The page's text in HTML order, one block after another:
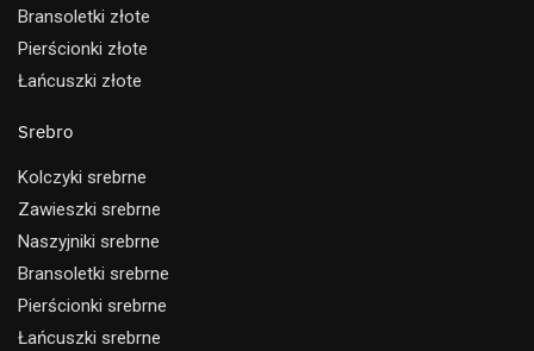
Bransoletki złote
Pierścionki złote
Łańcuszki złote
Srebro
Kolczyki srebrne
Zawieszki srebrne
Naszyjniki srebrne
Bransoletki srebrne
Pierścionki srebrne
Łańcuszki srebrne